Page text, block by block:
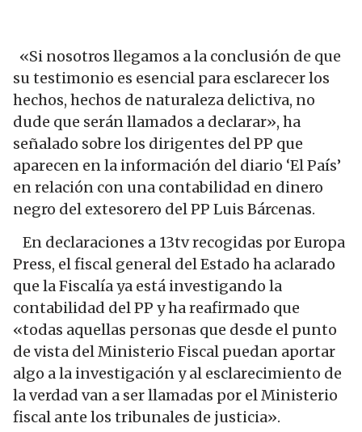
«Si nosotros llegamos a la conclusión de que
su testimonio es esencial para esclarecer los
hechos, hechos de naturaleza delictiva, no
dude que serán llamados a declarar», ha
señalado sobre los dirigentes del PP que
aparecen en la información del diario ‘El País’
en relación con una contabilidad en dinero
negro del extesorero del PP Luis Bárcenas.
En declaraciones a 13tv recogidas por Europa
Press, el fiscal general del Estado ha aclarado
que la Fiscalía ya está investigando la
contabilidad del PP y ha reafirmado que
«todas aquellas personas que desde el punto
de vista del Ministerio Fiscal puedan aportar
algo a la investigación y al esclarecimiento de
la verdad van a ser llamadas por el Ministerio
fiscal ante los tribunales de justicia».